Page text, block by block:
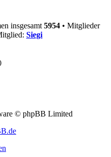
insgesamt 5954 • Mitglieder
Siegi
© phpBB Limited